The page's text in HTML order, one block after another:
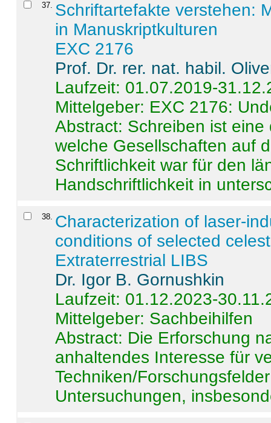
37. Schriftartefakte verstehen:
in Manuskriptkulturen
EXC 2176
Prof. Dr. rer. nat. habil.
Laufzeit: 01.07.2019-
Mittelgeber: EXC 2176:
Abstract: Schreiben ist
welche Gesellschaften auf
Schriftlichkeit war für den
Handschriftlichkeit in
38. Characterization of laser-
conditions of selected
Extraterrestrial LIBS
Dr. Igor B. Gornushkin
Laufzeit: 01.12.2023-
Mittelgeber: Sachbeihilfen
Abstract: Die Erforschung
anhaltendes Interesse für
Techniken/
Untersuchungen,